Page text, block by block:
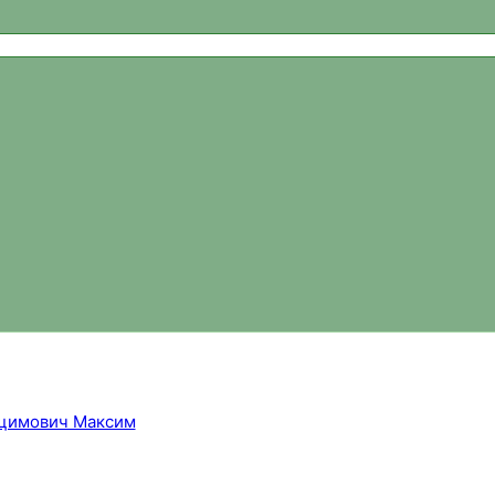
новости спортивного ориентирования, официальный
Максим